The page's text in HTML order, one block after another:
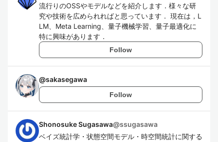
流行りのOSSやモデルなどを紹介します．様々な研
究や技術を広められればと思っています． 現在は，L
LM、Meta Learning、量子機械学習、量子最適化に
特に興味があります．
Follow
@sakasegawa
Follow
Shonosuke Sugasawa@ssugasawa
ベイズ統計学・状態空間モデル・時空間統計に関する